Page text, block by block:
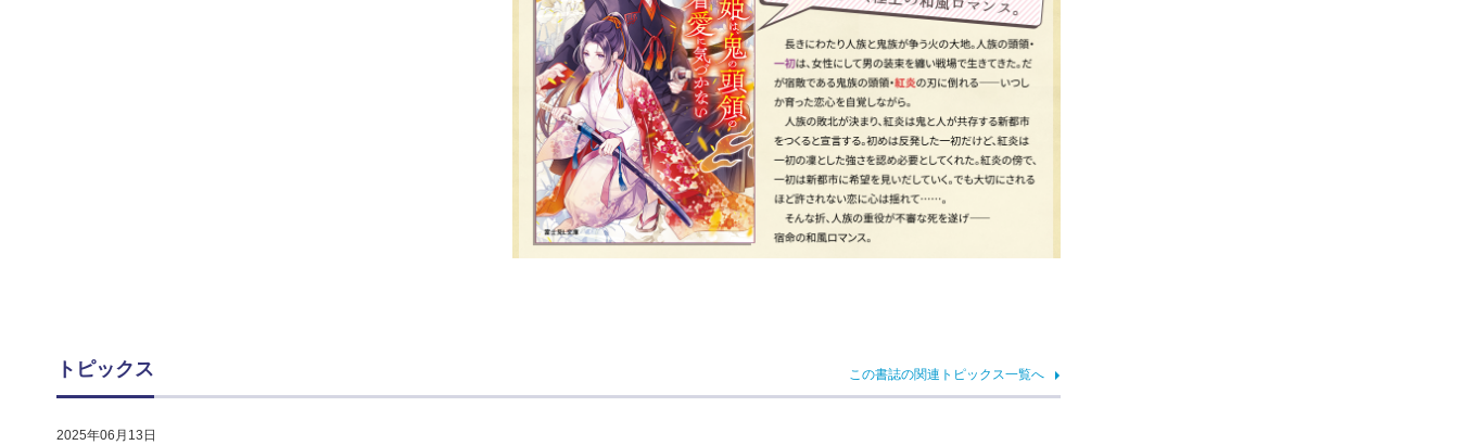
トピックス この書誌の関連トピックス一覧へ
2025年06月13日